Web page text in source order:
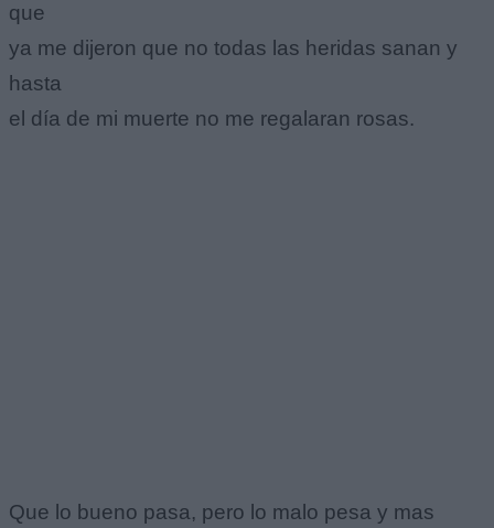
que
ya me dijeron que no todas las heridas sanan y
hasta
el día de mi muerte no me regalaran rosas.
Que lo bueno pasa, pero lo malo pesa y mas